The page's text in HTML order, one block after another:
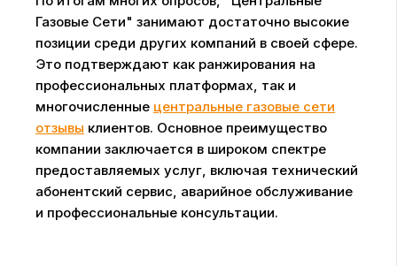
Газовые Сети" занимают достаточно высокие
позиции среди других компаний в своей сфере.
Это подтверждают как ранжирования на
профессиональных платформах, так и
многочисленные центральные газовые сети
отзывы клиентов. Основное преимущество
компании заключается в широком спектре
предоставляемых услуг, включая технический
абонентский сервис, аварийное обслуживание
и профессиональные консультации.